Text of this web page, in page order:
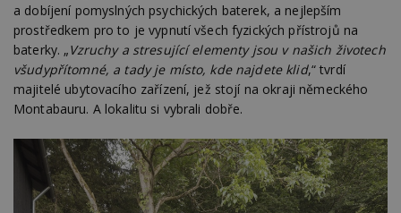
a dobíjení pomyslných psychických baterek, a nejlepším
prostředkem pro to je vypnutí všech fyzických přístrojů na
baterky. „Vzruchy a stresující elementy jsou v našich životech
všudypřítomné, a tady je místo, kde najdete klid,“ tvrdí
majitelé ubytovacího zařízení, jež stojí na okraji německého
Montabauru. A lokalitu si vybrali dobře.